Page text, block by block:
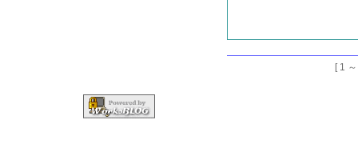
[ 1